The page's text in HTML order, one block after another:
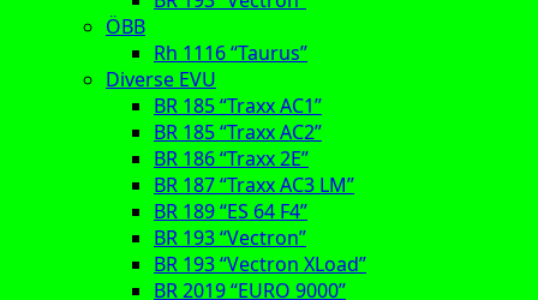
ÖBB
Rh 1116 “Taurus”
Diverse EVU
BR 185 “Traxx AC1”
BR 185 “Traxx AC2”
BR 186 “Traxx 2E”
BR 187 “Traxx AC3 LM”
BR 189 “ES 64 F4”
BR 193 “Vectron”
BR 193 “Vectron XLoad”
BR 2019 “EURO 9000”